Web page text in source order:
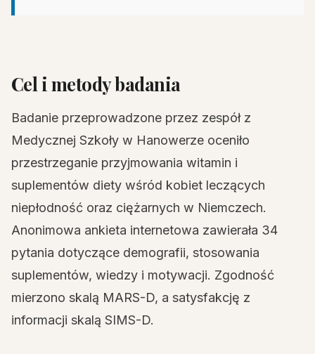
Cel i metody badania
Badanie przeprowadzone przez zespół z
Medycznej Szkoły w Hanowerze oceniło
przestrzeganie przyjmowania witamin i
suplementów diety wśród kobiet leczących
niepłodność oraz ciężarnych w Niemczech.
Anonimowa ankieta internetowa zawierała 34
pytania dotyczące demografii, stosowania
suplementów, wiedzy i motywacji. Zgodność
mierzono skalą MARS-D, a satysfakcję z
informacji skalą SIMS-D.